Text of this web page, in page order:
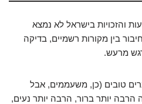
והזכויות בישראל לא נמצא
בין מקורות רשמיים, בדיקה
מרעש.
טובים (כן, משעממים, אבל
הרבה יותר ברור, הרבה יותר נעים,